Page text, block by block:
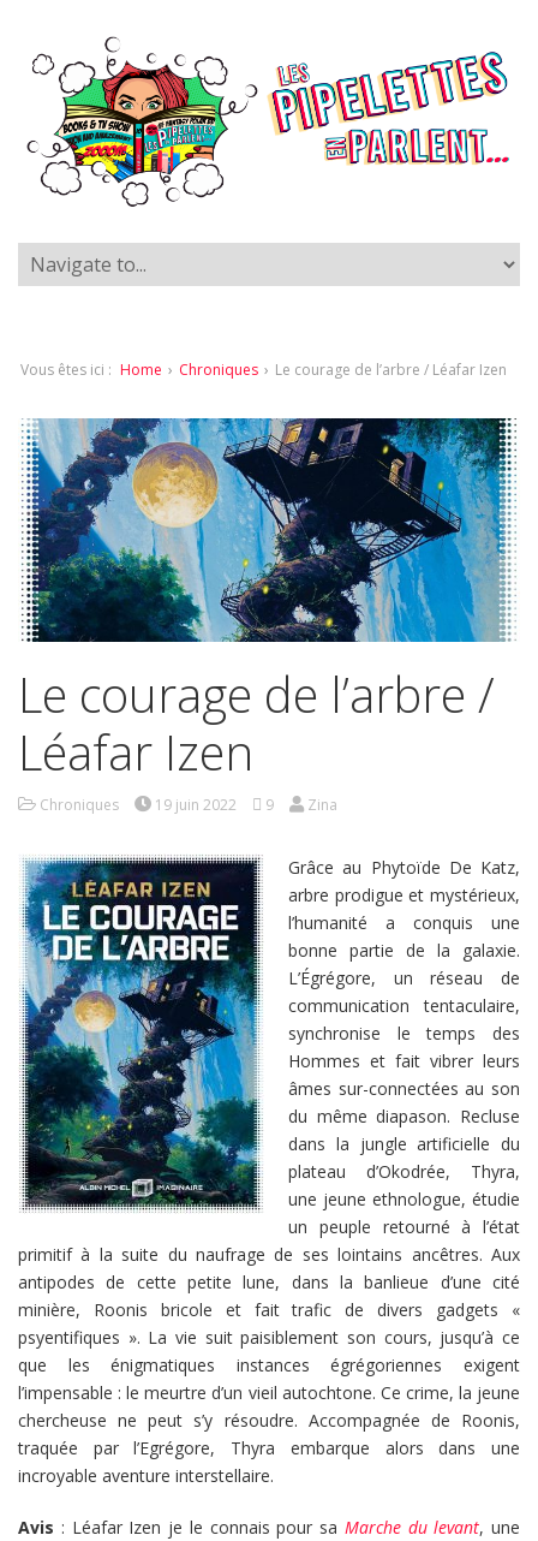
Vous êtes ici : Home › Chroniques › Le courage de l’arbre / Léafar Izen
Le courage de l’arbre /
Léafar Izen
Chroniques 19 juin 2022 9 Zina
Grâce au Phytoïde De Katz,
arbre prodigue et mystérieux,
l’humanité a conquis une
bonne partie de la galaxie.
L’Égrégore, un réseau de
communication tentaculaire,
synchronise le temps des
Hommes et fait vibrer leurs
âmes sur-connectées au son
du même diapason. Recluse
dans la jungle artificielle du
plateau d’Okodrée, Thyra,
une jeune ethnologue, étudie
un peuple retourné à l’état
primitif à la suite du naufrage de ses lointains ancêtres. Aux
antipodes de cette petite lune, dans la banlieue d’une cité
minière, Roonis bricole et fait trafic de divers gadgets «
psyentifiques ». La vie suit paisiblement son cours, jusqu’à ce
que les énigmatiques instances égrégoriennes exigent
l’impensable : le meurtre d’un vieil autochtone. Ce crime, la jeune
chercheuse ne peut s’y résoudre. Accompagnée de Roonis,
traquée par l’Egrégore, Thyra embarque alors dans une
incroyable aventure interstellaire.
Avis : Léafar Izen je le connais pour sa Marche du levant, une